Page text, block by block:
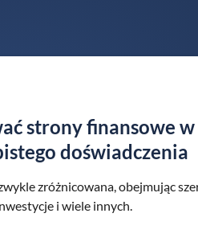
strony finansowe w
doświadczenia
zróżnicowana, obejmując
i wiele innych.